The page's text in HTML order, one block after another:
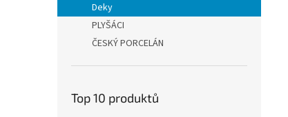
Deky
PLYŠÁCI
ČESKÝ PORCELÁN
Top 10 produktů